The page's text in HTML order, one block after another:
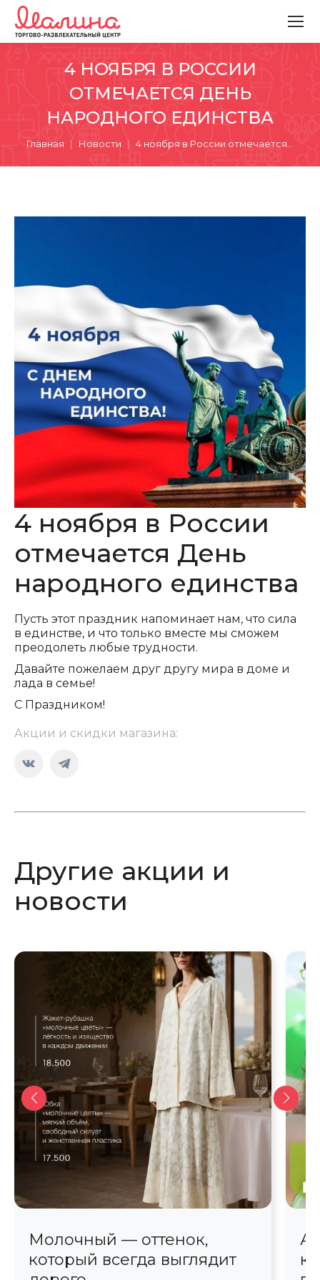
4 НОЯБРЯ В РОССИИ
ОТМЕЧАЕТСЯ ДЕНЬ
НАРОДНОГО ЕДИНСТВА
Вы здесь:
Главная Новости 4 ноября в России отмечается…
4 ноября в России
отмечается День
народного единства
Пусть этот праздник напоминает нам, что сила
в единстве, и что только вместе мы сможем
преодолеть любые трудности.
Давайте пожелаем друг другу мира в доме и
лада в семье!
С Праздником!
Акции и скидки магазина:
Страница
открывается
окне
Страница
открывается
окне
Другие акции и
новости
Молочный — оттенок,
который всегда выглядит